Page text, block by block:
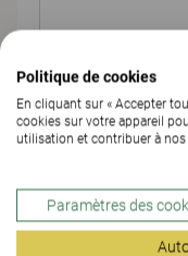
PIÈCE JOINTE
Vos
Politique de cookies
En cliquant sur « Accepter
cookies sur votre appareil
utilisation et contribuer à
Paramètres des